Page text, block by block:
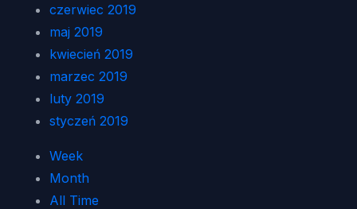
czerwiec 2019
maj 2019
kwiecień 2019
marzec 2019
luty 2019
styczeń 2019
Week
Month
All Time